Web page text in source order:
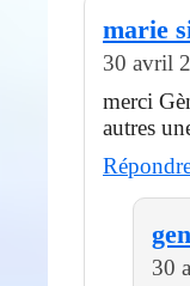
marie
30 avril
merci
autres
30